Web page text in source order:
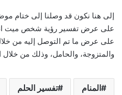
إلى هنا نكون قد وصلنا إلى ختام
على عرض تفسير رؤية شخص ميت
على عرض ما تم التوصل إليه من
والمتزوجة، والحامل، وذلك من
المنام تفسير الحلم